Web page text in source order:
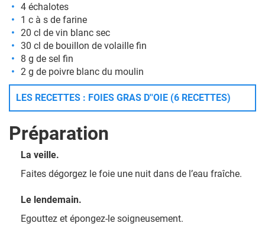
4 échalotes
1 c à s de farine
20 cl de vin blanc sec
30 cl de bouillon de volaille fin
8 g de sel fin
2 g de poivre blanc du moulin
LES RECETTES : FOIES GRAS D''OIE (6 RECETTES)
Préparation
La veille.
Faites dégorgez le foie une nuit dans de l’eau fraîche.
Le lendemain.
Egouttez et épongez-le soigneusement.